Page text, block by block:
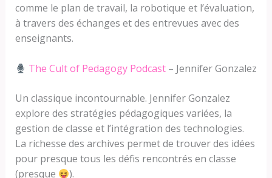
comme le plan de travail, la robotique et l’évaluation,
à travers des échanges et des entrevues avec des
enseignants.
The Cult of Pedagogy Podcast – Jennifer Gonzalez
Un classique incontournable. Jennifer Gonzalez
explore des stratégies pédagogiques variées, la
gestion de classe et l’intégration des technologies.
La richesse des archives permet de trouver des idées
pour presque tous les défis rencontrés en classe
(presque
).